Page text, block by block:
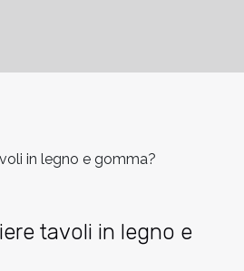
in legno e gomma?
tavoli in legno e